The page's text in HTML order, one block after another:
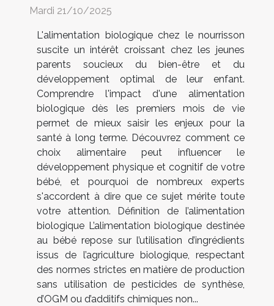
Mardi 21/10/2025
L'alimentation biologique chez le nourrisson
suscite un intérêt croissant chez les jeunes
parents soucieux du bien-être et du
développement optimal de leur enfant.
Comprendre l'impact d'une alimentation
biologique dès les premiers mois de vie
permet de mieux saisir les enjeux pour la
santé à long terme. Découvrez comment ce
choix alimentaire peut influencer le
développement physique et cognitif de votre
bébé, et pourquoi de nombreux experts
s'accordent à dire que ce sujet mérite toute
votre attention. Définition de l’alimentation
biologique L’alimentation biologique destinée
au bébé repose sur l’utilisation d’ingrédients
issus de l’agriculture biologique, respectant
des normes strictes en matière de production
sans utilisation de pesticides de synthèse,
d’OGM ou d’additifs chimiques non...